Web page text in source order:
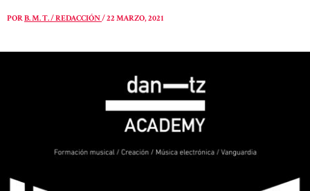
PORB. M. T. / REDACCIÓN/22 MARZO, 2021